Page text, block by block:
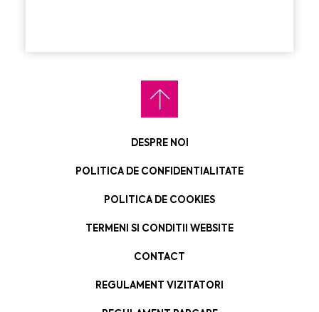
DESPRE NOI
POLITICA DE CONFIDENTIALITATE
POLITICA DE COOKIES
TERMENI SI CONDITII WEBSITE
CONTACT
REGULAMENT VIZITATORI